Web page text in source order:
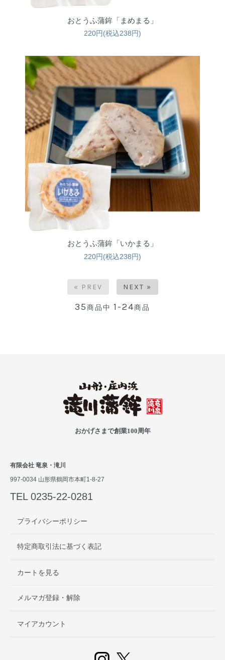
おとうふ蒲鉾「まめまる」
220円(税込238円)
おとうふ蒲鉾「いかまる」
220円(税込238円)
« PREV NEXT »
35商品中 1-24商品
おかげさまで創業100周年
有限会社 竜泉・滝川
997-0034 山形県鶴岡市本町1-8-27
TEL 0235-22-0281
プライバシーポリシー
特定商取引法に基づく表記
カートを見る
メルマガ登録・解除
マイアカウント